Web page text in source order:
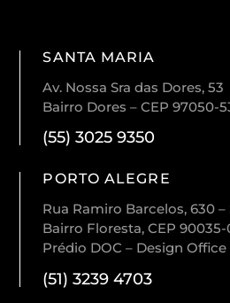
SANTA MARIA
Av. Nossa Sra das Dores, 53
Bairro Dores – CEP 97050-
(55) 3025 9350
PORTO ALEGRE
Rua Ramiro Barcelos, 630 –
Bairro Floresta, CEP 90035-
Prédio DOC – Design
(51) 3239 4703